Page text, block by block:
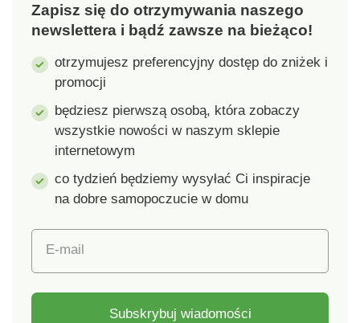
Zapisz się do otrzymywania naszego
newslettera i bądź zawsze na bieżąco!
otrzymujesz preferencyjny dostęp do zniżek i
promocji
będziesz pierwszą osobą, która zobaczy
wszystkie nowości w naszym sklepie
internetowym
co tydzień będziemy wysyłać Ci inspiracje
na dobre samopoczucie w domu
E-mail
Subskrybuj wiadomości